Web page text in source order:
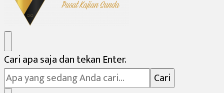
Varman Institute
Pusat Kajian Sunda
Mencari
Sesuatu?
Cari apa saja dan tekan Enter.